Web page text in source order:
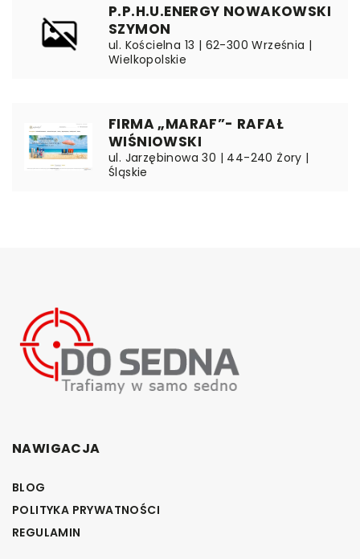
P.P.H.U.ENERGY NOWAKOWSKI
SZYMON
ul. Kościelna 13 | 62-300 Września |
Wielkopolskie
FIRMA „MARAF”- RAFAŁ
WIŚNIOWSKI
ul. Jarzębinowa 30 | 44-240 Żory |
Śląskie
NAWIGACJA
BLOG
POLITYKA PRYWATNOŚCI
REGULAMIN